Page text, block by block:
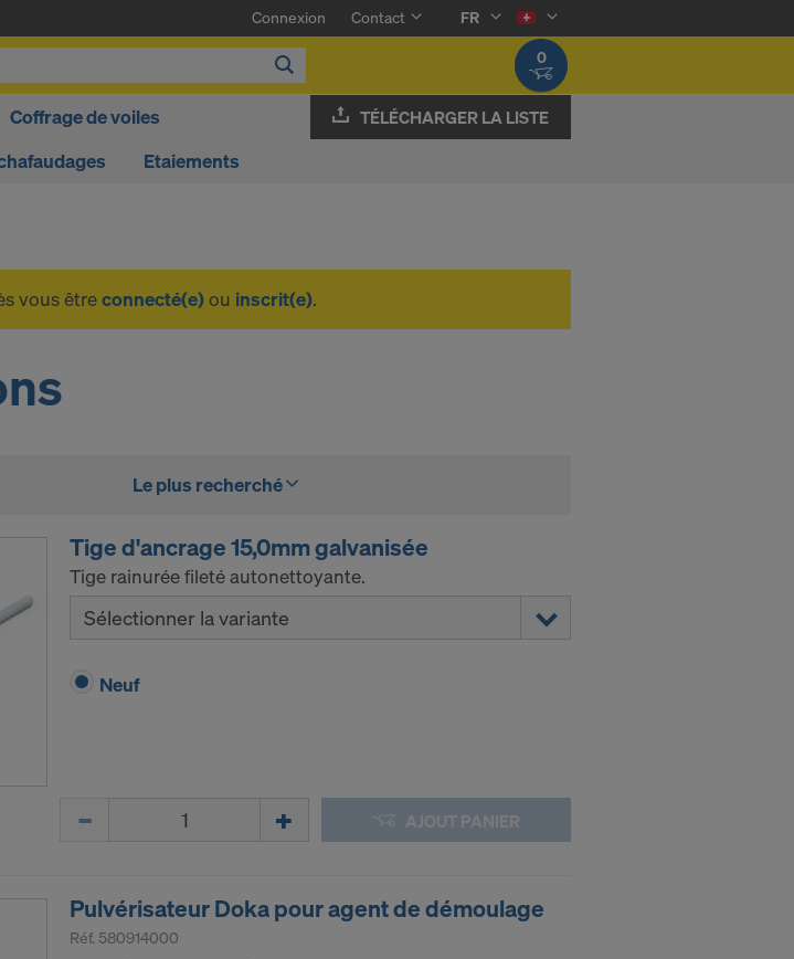
Connexion Contact
FR
0
Coffrage de voiles
Etaiements
TÉLÉCHARGER LA LISTE
vous êtreconnecté(e)ou inscrit(e).
Le plus recherché
Tige d'ancrage 15,0mm galvanisée
Tige rainurée fileté autonettoyante.
Sélectionner la variante
Neuf
AJOUT PANIER
Pulvérisateur Doka pour agent de démoulage
Réf. 580914000